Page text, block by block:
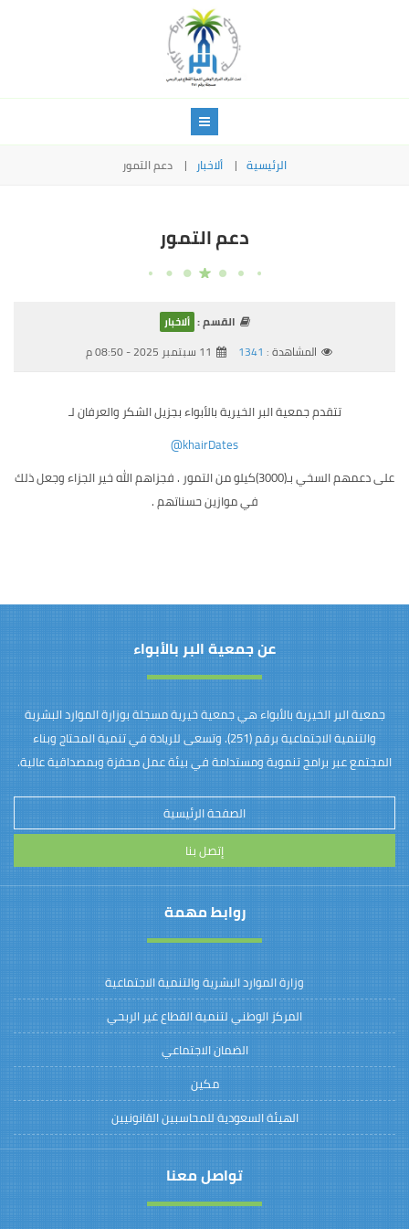
الرئيسية ألاخبار دعم التمور
دعم التمور
القسم : ألاخبار
المشاهدة : 1341 11 سبتمبر 2025 - 08:50 م
تتقدم جمعية البر الخيرية بالأبواء بجزيل الشكر والعرفان لـ
@khairDates
على دعمهم السخي بـ(3000)كيلو من التمور . فجزاهم الله خير الجزاء وجعل ذلك
في موازين حسناتهم .
عن جمعية البر بالأبواء
جمعية البر الخيرية بالأبواء هي جمعية خيرية مسجلة بوزارة الموارد البشرية
والتنمية الاجتماعية برقم (251). وتسعى للريادة في تنمية المحتاج وبناء
المجتمع عبر برامج تنموية ومستدامة في بيئة عمل محفزة وبمصداقية عالية.
الصفحة الرئيسية
إتصل بنا
روابط مهمة
وزارة الموارد البشرية والتنمية الاجتماعية
المركز الوطني لتنمية القطاع غير الربحي
الضمان الاجتماعي
مكين
الهيئة السعودية للمحاسبين القانونيين
تواصل معنا